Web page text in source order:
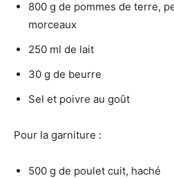
800 g de pommes de terre,
morceaux
250 ml de lait
30 g de beurre
Sel et poivre au goût
Pour la garniture :
500 g de poulet cuit, haché